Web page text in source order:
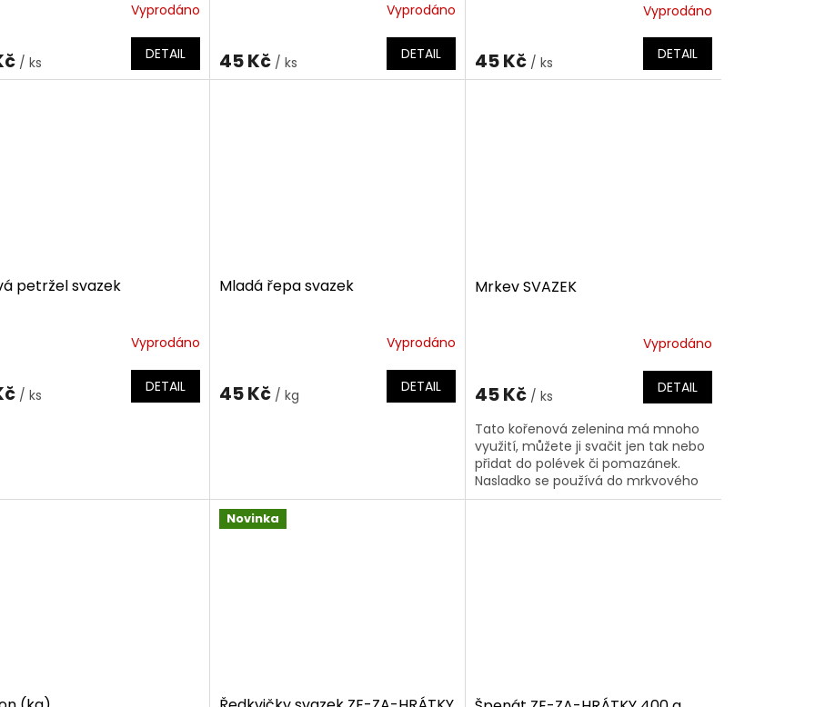
Vyprodáno
/ ks DETAIL
Vyprodáno
45 Kč / ks DETAIL
Vyprodáno
45 Kč / ks DETAIL
petržel svazek
Vyprodáno
/ ks DETAIL
Mladá řepa svazek
Vyprodáno
45 Kč / kg DETAIL
Mrkev SVAZEK
je
z
5
hvězdiček.
Vyprodáno
45 Kč / ks DETAIL
Tato kořenová zelenina má mnoho
využití, můžete ji svačit jen tak nebo
přidat do polévek či pomazánek.
Nasladko se používá do mrkvového
dortu nebo muffinů.
Novinka